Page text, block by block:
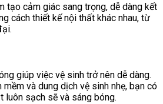
tạo cảm giác sang trọng, dễ dàng kết
cách thiết kế nội thất khác nhau, từ
giúp việc vệ sinh trở nên dễ dàng.
mềm và dung dịch vệ sinh nhẹ, bạn có
luôn sạch sẽ và sáng bóng.